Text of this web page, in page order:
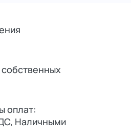
оплат:
Наличными